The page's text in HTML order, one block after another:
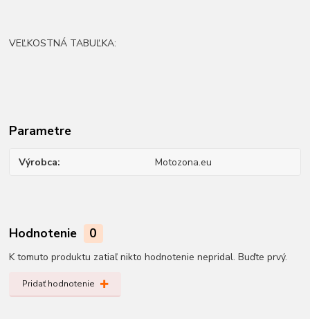
VEĽKOSTNÁ TABUĽKA:
Parametre
Výrobca Motozona.eu
Hodnotenie 0
K tomuto produktu zatiaľ nikto hodnotenie nepridal. Buďte prvý.
Pridať hodnotenie